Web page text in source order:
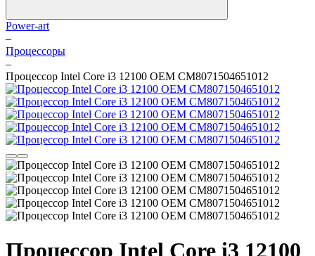
Power-art
–
Процессоры
–
Процессор Intel Core i3 12100 OEM CM8071504651012
Процессор Intel Core i3 12100